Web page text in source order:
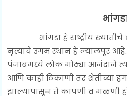
भांगडा हे राष्ट्रीय ख्यातीचे
नृत्याचे उगम स्थान हे ल्यालपूर
पंजाबमध्ये लोक मोठ्या आनंदाने
आणि काही ठिकाणी तर शेतीच्या
झाल्यापासून ते कापणी व मळणी